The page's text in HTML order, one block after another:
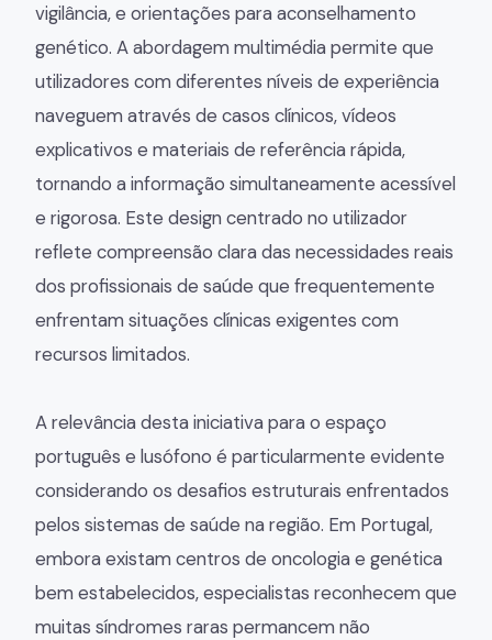
vigilância, e orientações para aconselhamento
genético. A abordagem multimédia permite que
utilizadores com diferentes níveis de experiência
naveguem através de casos clínicos, vídeos
explicativos e materiais de referência rápida,
tornando a informação simultaneamente acessível
e rigorosa. Este design centrado no utilizador
reflete compreensão clara das necessidades reais
dos profissionais de saúde que frequentemente
enfrentam situações clínicas exigentes com
recursos limitados.
A relevância desta iniciativa para o espaço
português e lusófono é particularmente evidente
considerando os desafios estruturais enfrentados
pelos sistemas de saúde na região. Em Portugal,
embora existam centros de oncologia e genética
bem estabelecidos, especialistas reconhecem que
muitas síndromes raras permancem não